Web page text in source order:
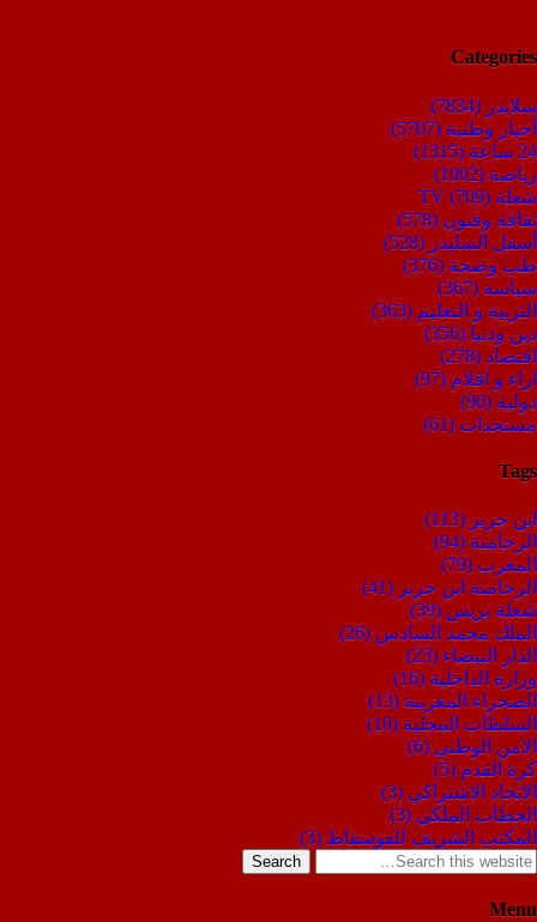
Categories
سلايدر (7834)
أخبار وطنية (5707)
24 ساعة
(1315)
رياضة (1002)
شعلة TV (709)
ثقافة وفنون (578)
أسفل السليدر (528)
طب وصحة (376)
سياسة (367)
التربية و التعليم (363)
دين ودنيا (356)
اقتصاد (278)
اراء و اقلام (97)
دولية (90)
مستجدات (61)
Tags
ابن جرير (113)
الرحامنة (94)
المغرب (79)
الرحامنة ابن جرير (41)
شعلة بريس (39)
الملك محمد السادس (26)
الدار البيضاء (23)
وزارة الداخلية (16)
الصحراء المغربية (13)
السلطات المحلية (10)
الامن الوطني (6)
كرة القدم (5)
الاتحاد الاشتراكي (3)
الخطاب الملكي (3)
المكتب الشريف للفوسفاط (3)
Search
Menu